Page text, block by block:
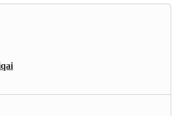
sed odio morbi quis commodo.